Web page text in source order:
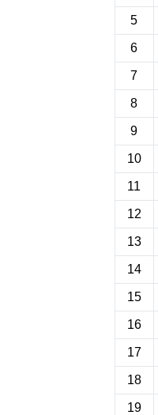
5
6
7
8
9
10
11
12
13
14
15
16
17
18
19